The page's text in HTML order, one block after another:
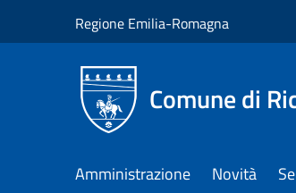
Regione Emilia-Romagna
Comune di
Amministrazione Novità